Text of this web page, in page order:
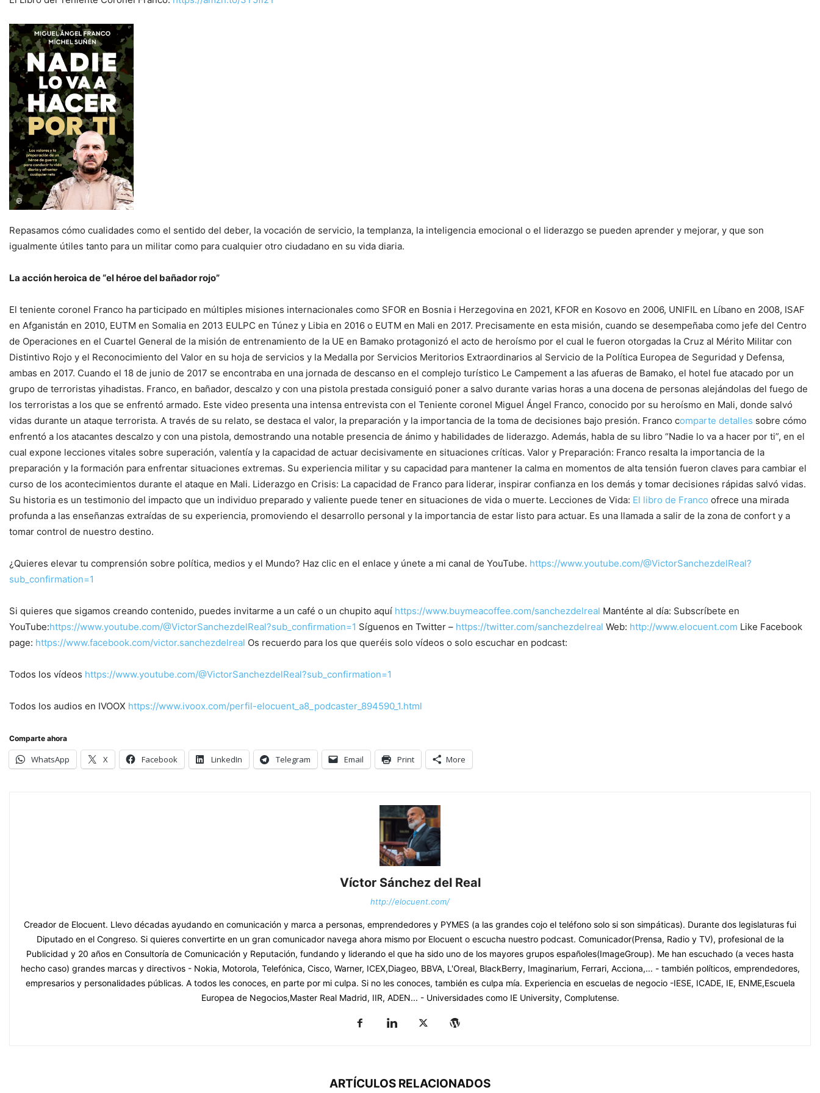
Repasamos cómo cualidades como el sentido del deber, la vocación de servicio, la templanza, la inteligencia emocional o el liderazgo se pueden aprender y mejorar, y que son
igualmente útiles tanto para un militar como para cualquier otro ciudadano en su vida diaria.
La acción heroica de “el héroe del bañador rojo”
El teniente coronel Franco ha participado en múltiples misiones internacionales como SFOR en Bosnia i Herzegovina en 2021, KFOR en Kosovo en 2006, UNIFIL en Líbano en 2008, ISAF
en Afganistán en 2010, EUTM en Somalia en 2013 EULPC en Túnez y Libia en 2016 o EUTM en Mali en 2017. Precisamente en esta misión, cuando se desempeñaba como jefe del Centro
de Operaciones en el Cuartel General de la misión de entrenamiento de la UE en Bamako protagonizó el acto de heroísmo por el cual le fueron otorgadas la Cruz al Mérito Militar con
Distintivo Rojo y el Reconocimiento del Valor en su hoja de servicios y la Medalla por Servicios Meritorios Extraordinarios al Servicio de la Política Europea de Seguridad y Defensa,
ambas en 2017. Cuando el 18 de junio de 2017 se encontraba en una jornada de descanso en el complejo turístico Le Campement a las afueras de Bamako, el hotel fue atacado por un
grupo de terroristas yihadistas. Franco, en bañador, descalzo y con una pistola prestada consiguió poner a salvo durante varias horas a una docena de personas alejándolas del fuego de
los terroristas a los que se enfrentó armado. Este video presenta una intensa entrevista con el Teniente coronel Miguel Ángel Franco, conocido por su heroísmo en Mali, donde salvó
vidas durante un ataque terrorista. A través de su relato, se destaca el valor, la preparación y la importancia de la toma de decisiones bajo presión. Franco comparte detalles sobre cómo
enfrentó a los atacantes descalzo y con una pistola, demostrando una notable presencia de ánimo y habilidades de liderazgo. Además, habla de su libro “Nadie lo va a hacer por ti”, en el
cual expone lecciones vitales sobre superación, valentía y la capacidad de actuar decisivamente en situaciones críticas. Valor y Preparación: Franco resalta la importancia de la
preparación y la formación para enfrentar situaciones extremas. Su experiencia militar y su capacidad para mantener la calma en momentos de alta tensión fueron claves para cambiar el
curso de los acontecimientos durante el ataque en Mali. Liderazgo en Crisis: La capacidad de Franco para liderar, inspirar confianza en los demás y tomar decisiones rápidas salvó vidas.
Su historia es un testimonio del impacto que un individuo preparado y valiente puede tener en situaciones de vida o muerte. Lecciones de Vida: El libro de Franco ofrece una mirada
profunda a las enseñanzas extraídas de su experiencia, promoviendo el desarrollo personal y la importancia de estar listo para actuar. Es una llamada a salir de la zona de confort y a
tomar control de nuestro destino.
¿Quieres elevar tu comprensión sobre política, medios y el Mundo? Haz clic en el enlace y únete a mi canal de YouTube. https://www.youtube.com/@VictorSanchezdelReal?
sub_confirmation=1
Si quieres que sigamos creando contenido, puedes invitarme a un café o un chupito aquí https://www.buymeacoffee.com/sanchezdelreal Manténte al día: Subscríbete en
YouTube:https://www.youtube.com/@VictorSanchezdelReal?sub_confirmation=1 Síguenos en Twitter – https://twitter.com/sanchezdelreal Web: http://www.elocuent.com Like Facebook
page: https://www.facebook.com/victor.sanchezdelreal Os recuerdo para los que queréis solo vídeos o solo escuchar en podcast:
Todos los vídeos https://www.youtube.com/@VictorSanchezdelReal?sub_confirmation=1
Todos los audios en IVOOX https://www.ivoox.com/perfil-elocuent_a8_podcaster_894590_1.html
Comparte ahora
WhatsApp X Facebook LinkedIn Telegram Email Print More
Víctor Sánchez del Real
http://elocuent.com/
Creador de Elocuent. Llevo décadas ayudando en comunicación y marca a personas, emprendedores y PYMES (a las grandes cojo el teléfono solo si son simpáticas). Durante dos legislaturas fui
Diputado en el Congreso. Si quieres convertirte en un gran comunicador navega ahora mismo por Elocuent o escucha nuestro podcast. Comunicador(Prensa, Radio y TV), profesional de la
Publicidad y 20 años en Consultoría de Comunicación y Reputación, fundando y liderando el que ha sido uno de los mayores grupos españoles(ImageGroup). Me han escuchado (a veces hasta
hecho caso) grandes marcas y directivos - Nokia, Motorola, Telefónica, Cisco, Warner, ICEX,Diageo, BBVA, L'Oreal, BlackBerry, Imaginarium, Ferrari, Acciona,... - también políticos, emprendedores,
empresarios y personalidades públicas. A todos les conoces, en parte por mi culpa. Si no les conoces, también es culpa mía. Experiencia en escuelas de negocio -IESE, ICADE, IE, ENME,Escuela
Europea de Negocios,Master Real Madrid, IIR, ADEN... - Universidades como IE University, Complutense.
ARTÍCULOS RELACIONADOS